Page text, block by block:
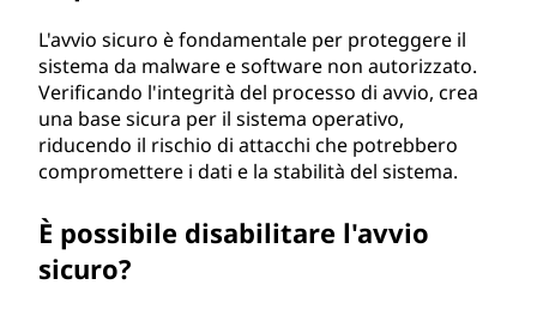
L'avvio sicuro è fondamentale per proteggere il
sistema da malware e software non autorizzato.
Verificando l'integrità del processo di avvio, crea
una base sicura per il sistema operativo,
riducendo il rischio di attacchi che potrebbero
compromettere i dati e la stabilità del sistema.
È possibile disabilitare l'avvio
sicuro?